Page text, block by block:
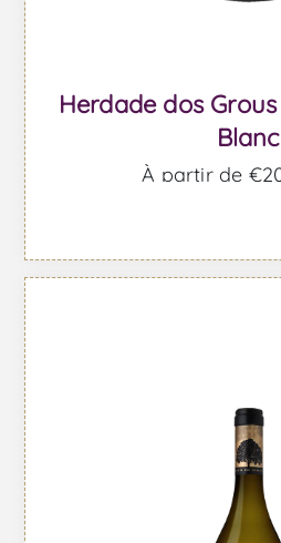
Herdade dos
Blanc
À partir de